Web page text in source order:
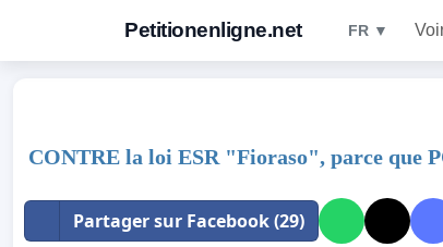
Petitionenligne.net FR ▼
CONTRE la loi ESR "Fioraso", parce que
Partager sur Facebook (29)